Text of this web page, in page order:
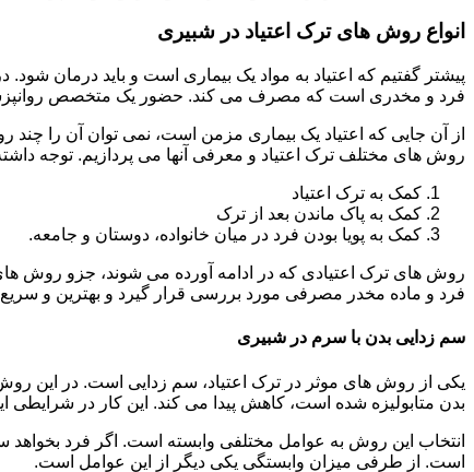
انواع روش های ترک اعتیاد در شبیری
پیشتر گفتیم که اعتیاد به مواد یک بیماری است و باید درمان
فرد و مخدری است که مصرف می کند. حضور یک متخصص
از آن جایی که اعتیاد یک بیماری مزمن است، نمی توان آن را
روش های مختلف ترک اعتیاد و معرفی آنها می پردازیم. توجه
کمک به ترک اعتیاد
کمک به پاک ماندن بعد از ترک
کمک به پویا بودن فرد در میان خانواده، دوستان و جامعه.
روش های ترک اعتیادی که در ادامه آورده می شوند، جزو روش
فرد و ماده مخدر مصرفی مورد بررسی قرار گیرد و بهترین و
سم زدایی بدن با سرم در شبیری
یکی از روش های موثر در ترک اعتیاد، سم زدایی است. در این
بدن متابولیزه شده است، کاهش پیدا می کند. این کار در
انتخاب این روش به عوامل مختلفی وابسته است. اگر فرد بخواهد
است. از طرفی میزان وابستگی یکی دیگر از این عوامل است.